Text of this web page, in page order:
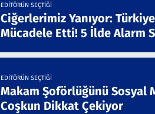
EDITÖRÜN SEÇTIĞI
Ciğerlerimiz Yanıyor:
Mücadele Etti! 5 İlde Alarm
EDITÖRÜN SEÇTIĞI
Makam Şoförlüğünü Sosyal
Coşkun Dikkat Çekiyor